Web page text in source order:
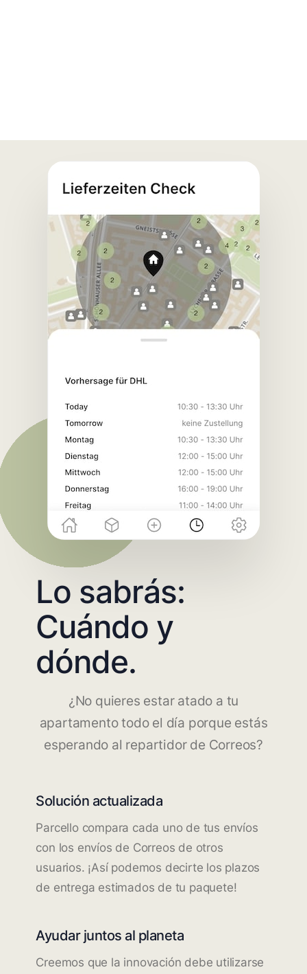
Lo sabrás:
Cuándo y
dónde.
¿No quieres estar atado a tu
apartamento todo el día porque estás
esperando al repartidor de Correos?
Solución actualizada
Parcello compara cada uno de tus envíos
con los envíos de Correos de otros
usuarios. ¡Así podemos decirte los plazos
de entrega estimados de tu paquete!
Ayudar juntos al planeta
Creemos que la innovación debe utilizarse